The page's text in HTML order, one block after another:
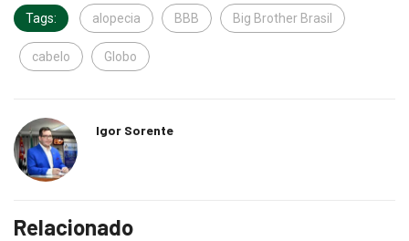
Tags: alopecia BBB Big Brother Brasil
cabelo Globo
Igor Sorente
Relacionado